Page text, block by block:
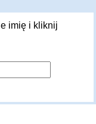
imię i kliknij